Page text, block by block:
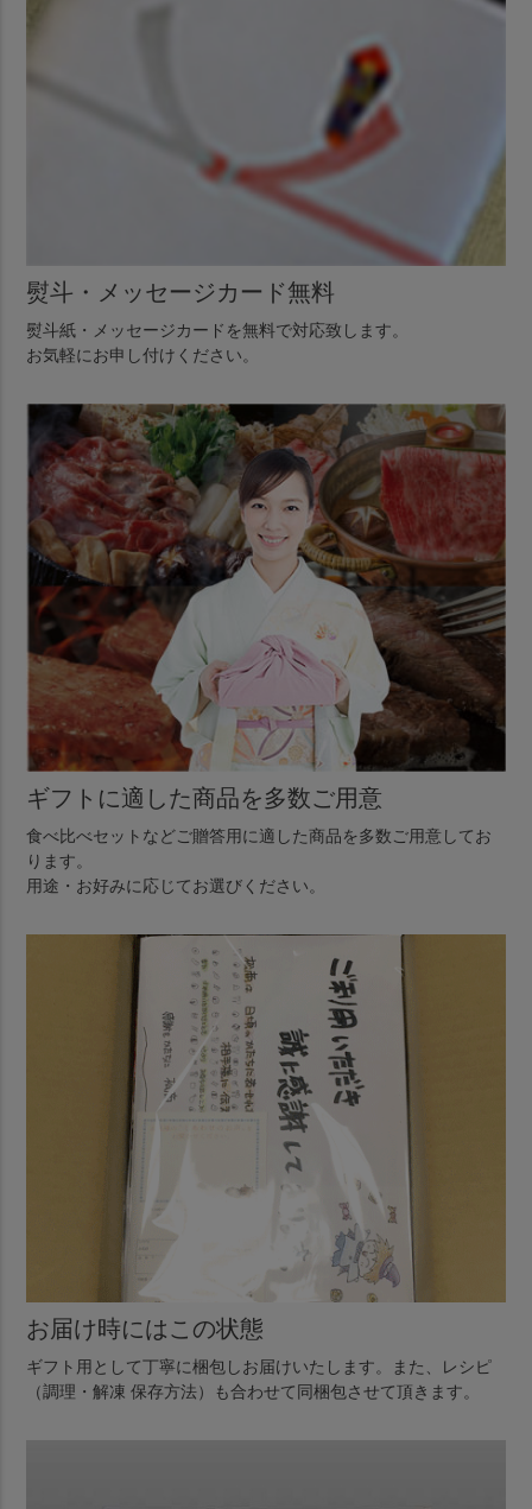
熨斗・メッセージカード無料
熨斗紙・メッセージカードを無料で対応致します。
お気軽にお申し付けください。
ギフトに適した商品を多数ご用意
食べ比べセットなどご贈答用に適した商品を多数ご用意してお
ります。
用途・お好みに応じてお選びください。
お届け時にはこの状態
ギフト用として丁寧に梱包しお届けいたします。また、レシピ
（調理・解凍 保存方法）も合わせて同梱包させて頂きます。